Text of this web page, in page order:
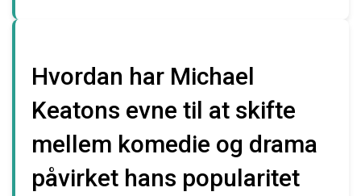
Hvordan har Michael
Keatons evne til at skifte
mellem komedie og drama
påvirket hans popularitet